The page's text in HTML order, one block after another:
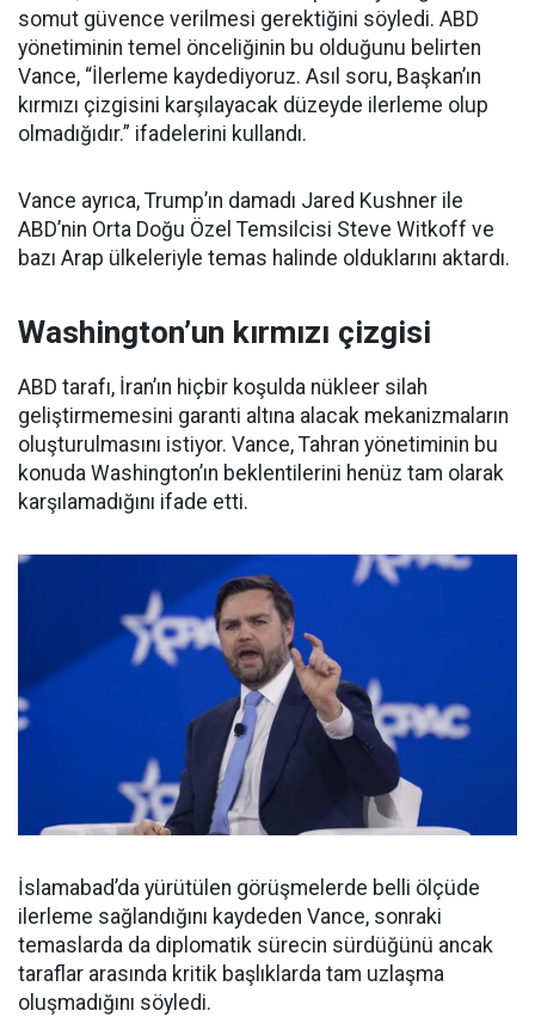
somut güvence verilmesi gerektiğini söyledi. ABD
yönetiminin temel önceliğinin bu olduğunu belirten
Vance, “İlerleme kaydediyoruz. Asıl soru, Başkan’ın
kırmızı çizgisini karşılayacak düzeyde ilerleme olup
olmadığıdır.” ifadelerini kullandı.
Vance ayrıca, Trump’ın damadı Jared Kushner ile
ABD’nin Orta Doğu Özel Temsilcisi Steve Witkoff ve
bazı Arap ülkeleriyle temas halinde olduklarını aktardı.
Washington’un kırmızı çizgisi
ABD tarafı, İran’ın hiçbir koşulda nükleer silah
geliştirmemesini garanti altına alacak mekanizmaların
oluşturulmasını istiyor. Vance, Tahran yönetiminin bu
konuda Washington’ın beklentilerini henüz tam olarak
karşılamadığını ifade etti.
İslamabad’da yürütülen görüşmelerde belli ölçüde
ilerleme sağlandığını kaydeden Vance, sonraki
temaslarda da diplomatik sürecin sürdüğünü ancak
taraflar arasında kritik başlıklarda tam uzlaşma
oluşmadığını söyledi.